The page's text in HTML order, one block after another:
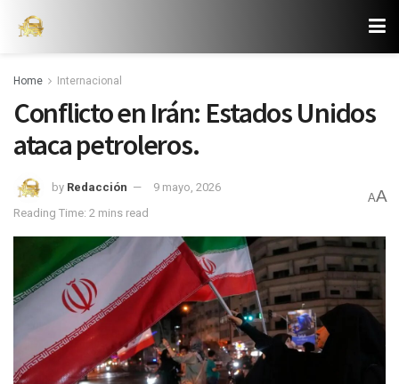
Home Internacional
Conflicto en Irán: Estados Unidos
ataca petroleros.
by Redacción
9 mayo, 2026
Reading Time: 2 mins read
AA